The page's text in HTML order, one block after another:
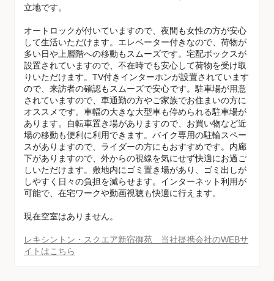
立地です。
オートロックが付いていますので、夜間も女性の方が安心
して生活いただけます。エレベーター付きなので、荷物が
多い日や上層階への移動もスムーズです。宅配ボックスが
設置されていますので、不在時でも安心して荷物を受け取
りいただけます。TV付きインターホンが設置されています
ので、来訪者の確認もスムーズで安心です。駐車場が用意
されていますので、車通勤の方やご家族でお住まいの方に
オススメです。車幅の大きな大型車も停められる駐車場が
あります。自転車置き場がありますので、お買い物など近
場の移動も便利に利用できます。バイク専用の駐輪スペー
スがありますので、ライダーの方にもおすすめです。内廊
下がありますので、外からの視線を気にせず快適にお過ご
しいただけます。敷地内にゴミ置き場があり、ゴミ出しが
しやすく日々の負担を減らせます。インターネット利用が
可能で、在宅ワークや動画視聴も快適に行えます。
現在空室はありません。
レキシントン・スクエア新宿御苑 当社提携会社のWEBサ
イトはこちら